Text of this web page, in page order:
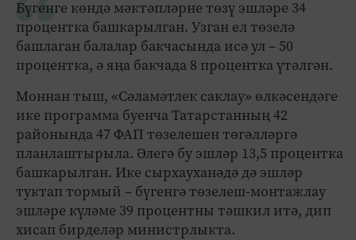
Бүгенге көндә мәктәпләрне төзү эшләре 34
процентка башкарылган. Узган ел төзелә
башлаган балалар бакчасында исә ул – 50
процентка, ә яңа бакчада 8 процентка үтәлгән.
Моннан тыш, «Сәламәтлек саклау» өлкәсендәге
ике программа буенча Татарстанның 42
районында 47 ФАП төзелешен төгәлләргә
планлаштырыла. Әлегә бу эшләр 13,5 процентка
башкарылган. Ике сырхауханәдә дә эшләр
туктап тормый – бүгенгә төзелеш-монтажлау
эшләре күләме 39 процентны тәшкил итә, дип
хисап бирделәр министрлыкта.